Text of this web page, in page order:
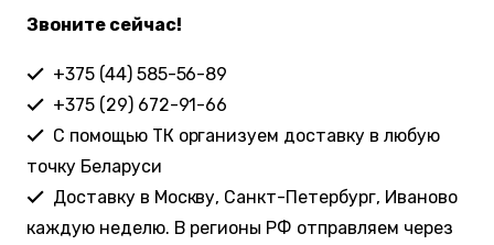
Звоните сейчас!
+375 (44) 585-56-89
+375 (29) 672-91-66
С помощью ТК организуем доставку в любую
точку Беларуси
Доставку в Москву, Санкт-Петербург, Иваново
каждую неделю. В регионы РФ отправляем через